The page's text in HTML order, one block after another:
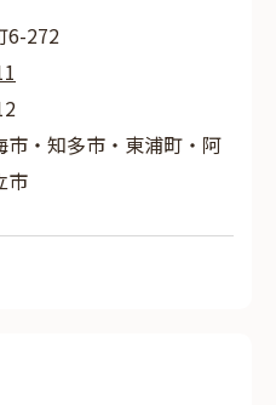
6-272
市・知多市・東浦町・阿
市